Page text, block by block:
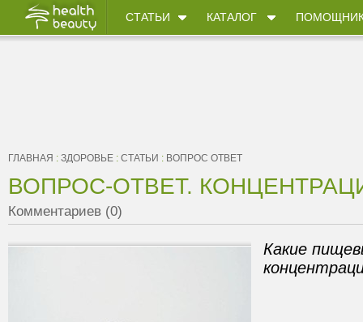
СТАТЬИ КАТАЛОГ
ГЛАВНАЯ : ЗДОРОВЬЕ : СТАТЬИ : ВОПРОС ОТВЕТ
ВОПРОС-ОТВЕТ.
Комментариев (0)
Какие